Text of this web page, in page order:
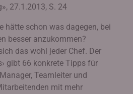
27.1.2013, S. 24
hätte schon was dagegen, bei
besser anzukommen?
das wohl jeder Chef. Der
gibt 66 konkrete Tipps für
Teamleiter und
mit mehr